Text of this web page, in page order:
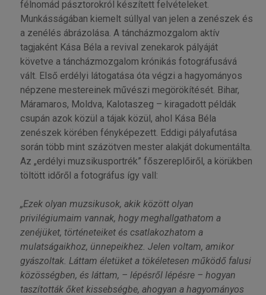
félnomád pásztorokról készített felvételeket.
Munkásságában kiemelt súllyal van jelen a zenészek és
a zenélés ábrázolása. A táncházmozgalom aktív
tagjaként Kása Béla a revival zenekarok pályáját
követve a táncházmozgalom krónikás fotográfusává
vált. Első erdélyi látogatása óta végzi a hagyományos
népzene mestereinek művészi megörökítését. Bihar,
Máramaros, Moldva, Kalotaszeg – kiragadott példák
csupán azok közül a tájak közül, ahol Kása Béla
zenészek körében fényképezett. Eddigi pályafutása
során több mint százötven mester alakját dokumentálta.
Az „erdélyi muzsikusportrék” főszereplőiről, a körükben
töltött időről a fotográfus így vall:
„Ezek olyan muzsikusok, akik között olyan
privilégiumaim vannak, hogy meghallgathatom a
zenéjüket, történeteiket és csatlakozhatom a
mulatságaikhoz, ünnepeikhez. Jelen voltam, amikor
gyászoltak. Láttam életüket a tökéletesen működő falusi
közösségben, és láttam, – lépésről lépésre – hogyan
taszították őket kissebségbe, ahogyan a hagyományos